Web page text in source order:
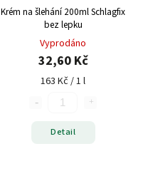
Krém na šlehání 200ml Schlagfix
bez lepku
Vyprodáno
32,60 Kč
163 Kč / 1 l
Detail